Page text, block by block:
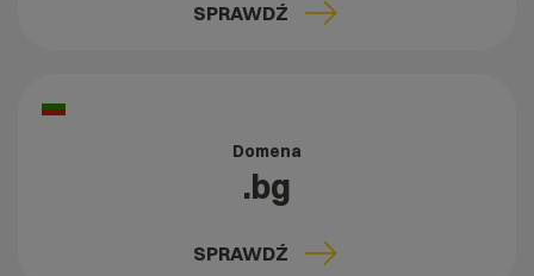
SPRAWDŹ
Domena
.bg
SPRAWDŹ